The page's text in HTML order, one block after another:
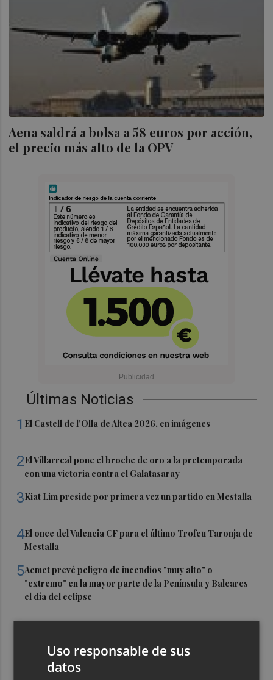
Aena saldrá a bolsa a 58 euros por acción,
el precio más alto de la OPV
Últimas Noticias
1 El Castell de l'Olla de Altea 2026, en imágenes
2El Villarreal pone el broche de oro a la pretemporada
con una victoria contra el Galatasaray
3Kiat Lim preside por primera vez un partido en Mestalla
4El once del Valencia CF para el último Trofeu Taronja de
Mestalla
5Aemet prevé peligro de incendios "muy alto" o
"extremo" en la mayor parte de la Península y Baleares
el día del eclipse
Uso responsable de sus
datos